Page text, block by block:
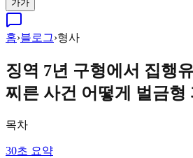
가가
홈›블로그›형사
징역 7년 구형에서 집행
찌른 사건 어떻게 벌금형
목차
30초 요약